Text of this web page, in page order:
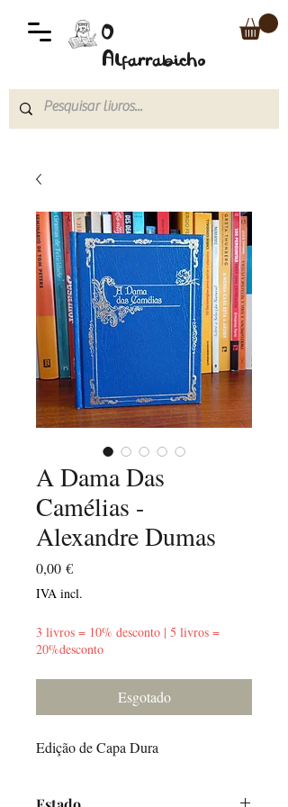
O
Alfarrabicho
A Dama Das
Camélias -
Alexandre Dumas
0,00 €Preço
IVA incl.
3 livros = 10% desconto | 5 livros =
20%desconto
Esgotado
Edição de Capa Dura